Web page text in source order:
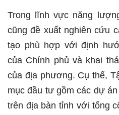
Trong lĩnh vực năng
cũng đề xuất nghiên cứu
tạo phù hợp với định
của Chính phủ và khai
của địa phương. Cụ thể,
mục đầu tư gồm các dự
trên địa bàn tỉnh với tổng